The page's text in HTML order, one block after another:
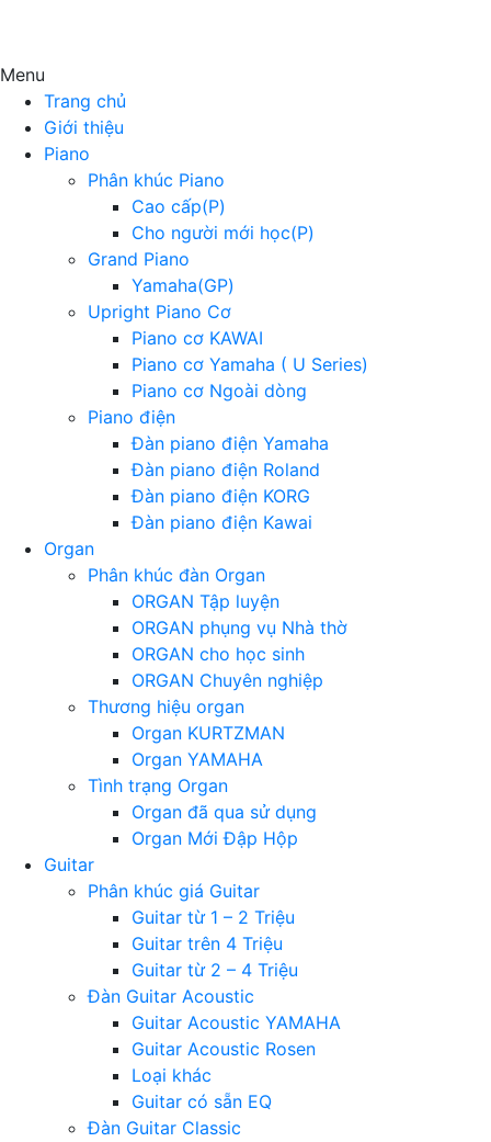
Menu
Trang chủ
Giới thiệu
Piano
Phân khúc Piano
Cao cấp(P)
Cho người mới học(P)
Grand Piano
Yamaha(GP)
Upright Piano Cơ
Piano cơ KAWAI
Piano cơ Yamaha ( U Series)
Piano cơ Ngoài dòng
Piano điện
Đàn piano điện Yamaha
Đàn piano điện Roland
Đàn piano điện KORG
Đàn piano điện Kawai
Organ
Phân khúc đàn Organ
ORGAN Tập luyện
ORGAN phụng vụ Nhà thờ
ORGAN cho học sinh
ORGAN Chuyên nghiệp
Thương hiệu organ
Organ KURTZMAN
Organ YAMAHA
Tình trạng Organ
Organ đã qua sử dụng
Organ Mới Đập Hộp
Guitar
Phân khúc giá Guitar
Guitar từ 1 – 2 Triệu
Guitar trên 4 Triệu
Guitar từ 2 – 4 Triệu
Đàn Guitar Acoustic
Guitar Acoustic YAMAHA
Guitar Acoustic Rosen
Loại khác
Guitar có sẵn EQ
Đàn Guitar Classic